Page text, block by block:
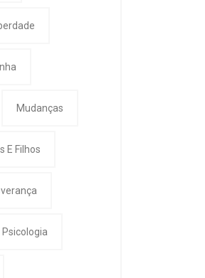
Mudanças
E Filhos
Psicologia